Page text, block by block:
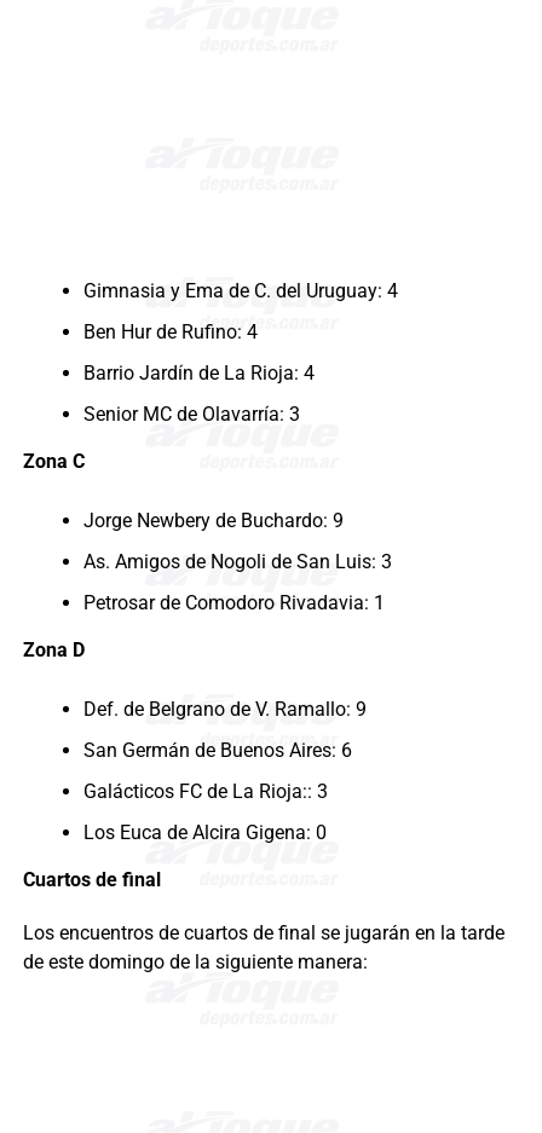
Gimnasia y Ema de C. del Uruguay: 4
Ben Hur de Rufino: 4
Barrio Jardín de La Rioja: 4
Senior MC de Olavarría: 3
Zona C
Jorge Newbery de Buchardo: 9
As. Amigos de Nogoli de San Luis: 3
Petrosar de Comodoro Rivadavia: 1
Zona D
Def. de Belgrano de V. Ramallo: 9
San Germán de Buenos Aires: 6
Galácticos FC de La Rioja:: 3
Los Euca de Alcira Gigena: 0
Cuartos de final
Los encuentros de cuartos de final se jugarán en la tarde
de este domingo de la siguiente manera: